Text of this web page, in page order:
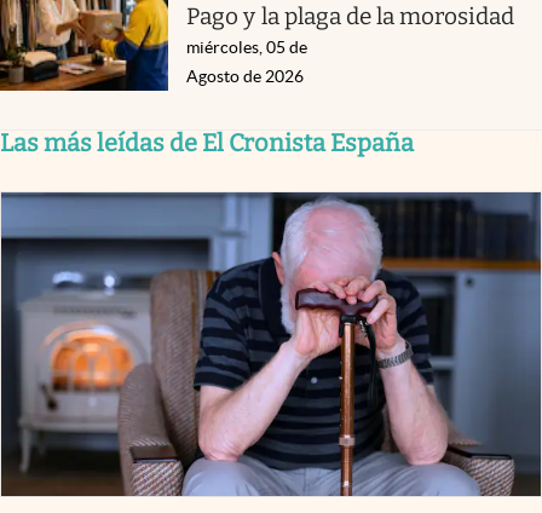
Pago y la plaga de la morosidad
miércoles, 05 de
Agosto de 2026
Las más leídas de El Cronista España